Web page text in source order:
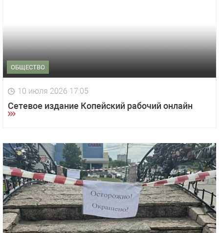
ОБЩЕСТВО
10 июля 2026 17:05
Сетевое издание Копейский рабочий онлайн